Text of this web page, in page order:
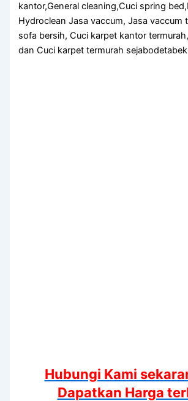
kantor,General cleaning,Cuci spring
Hydroclean Jasa vaccum, Jasa vaccum
sofa bersih, Cuci karpet kantor
dan Cuci karpet termurah
Hubungi Kami
Dapatkan Harga